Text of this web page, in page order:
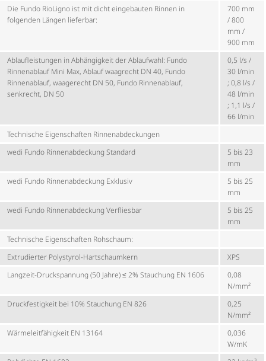
Die Fundo RioLigno ist mit dicht eingebauten Rinnen in
folgenden Längen lieferbar:
700 mm
/ 800
mm /
900 mm
Ablauf­leis­tungen in Abhängigkeit der Ablaufwahl: Fundo
Rinnenablauf Mini Max, Ablauf waagrecht DN 40, Fundo
Rinnenablauf, waagerecht DN 50, Fundo Rinnenablauf,
senkrecht, DN 50
0,5 l/s /
30 l/min
; 0,8 l/s /
48 l/min
; 1,1 l/s /
66 l/min
Technische Eigenschaften Rinnen­ab­de­ckungen
wedi Fundo Rinnen­ab­de­ckung Standard
5 bis 23
mm
wedi Fundo Rinnen­ab­de­ckung Exklusiv
5 bis 25
mm
wedi Fundo Rinnen­ab­de­ckung Verfliesbar
5 bis 25
mm
Technische Eigenschaften Rohschaum:
Extrudierter Polystyrol-Hartschaumkern
XPS
Langzeit-Druckspannung (50 Jahre) ≤ 2% Stauchung EN 1606
0,08
N/mm²
Druck­fes­tig­keit bei 10% Stauchung EN 826
0,25
N/mm²
Wärme­leit­fä­hig­keit EN 13164
0,036
W/mK